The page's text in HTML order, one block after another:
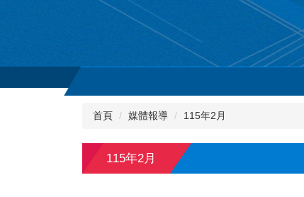
首頁 媒體報導 115年2月
115年2月